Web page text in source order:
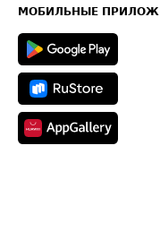
Техническая информация
МОБИЛЬНЫЕ